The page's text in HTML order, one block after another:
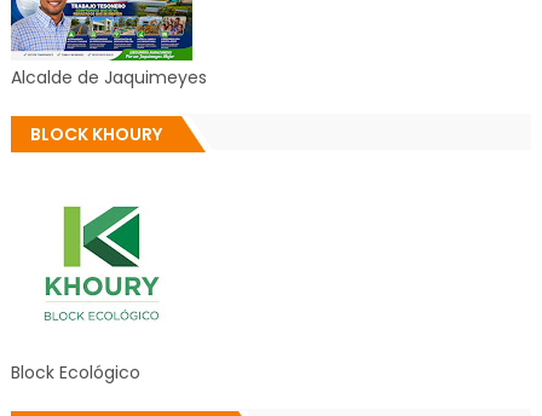
Alcalde de Jaquimeyes
BLOCK KHOURY
Block Ecológico